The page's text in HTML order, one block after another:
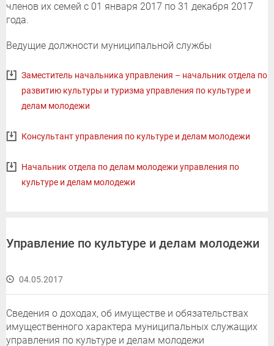
членов их семей с 01 января 2017 по 31 декабря 2017
года.
Ведущие должности муниципальной службы
Заместитель начальника управления – начальник отдела по
развитию культуры и туризма управления по культуре и
делам молодежи
Консультант управления по культуре и делам молодежи
Начальник отдела по делам молодежи управления по
культуре и делам молодежи
Управление по культуре и делам молодежи
04.05.2017
Сведения о доходах, об имуществе и обязательствах
имущественного характера муниципальных служащих
управления по культуре и делам молодежи